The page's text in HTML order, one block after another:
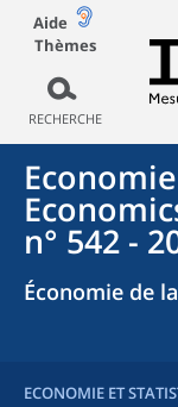
Aide
Thèmes
RECHERCHE
n° 542 -
Économie de
ECONOMIE ET